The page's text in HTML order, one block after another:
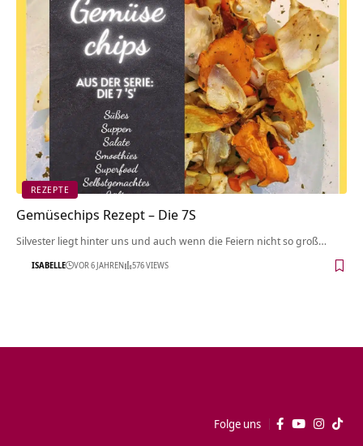
REZEPTE
Gemüsechips Rezept – Die 7S
Silvester liegt hinter uns und auch wenn die Feiern nicht so groß…
ISABELLE VOR 6 JAHREN 576 VIEWS
Folge uns